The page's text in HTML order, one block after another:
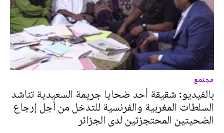
مجتمع
بالفيديو: شقيقة أحد ضحايا جريمة السعيدية تناشد
السلطات المغربية والفرنسية للتدخل من أجل إرجاع
الضحيتين المحتجزتين لدى الجزائر